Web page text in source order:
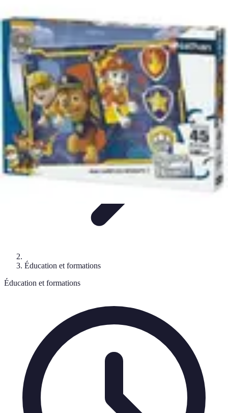
E-LearningGuides &
ConseilsComparatifsCertificationsTechnologies
Campus Savoir
Éducation et formations
Éducation et formations